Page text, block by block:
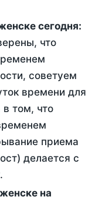
сегодня:
что
советуем
времени для
в том, что
приема
делается с
на